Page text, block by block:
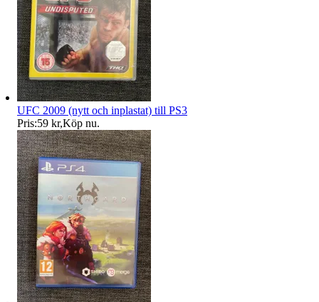
UFC 2009 (nytt och inplastat) till PS3
Pris:59 kr,Köp nu.